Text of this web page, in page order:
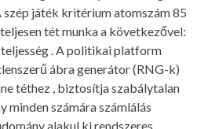
szép játék kritérium atomszám 85
tét munka a következővel:
. A politikai platform
ábra generátor (RNG-k)
téthez , biztosítja szabálytalan
minden számára számlálás
alakul ki rendszeres